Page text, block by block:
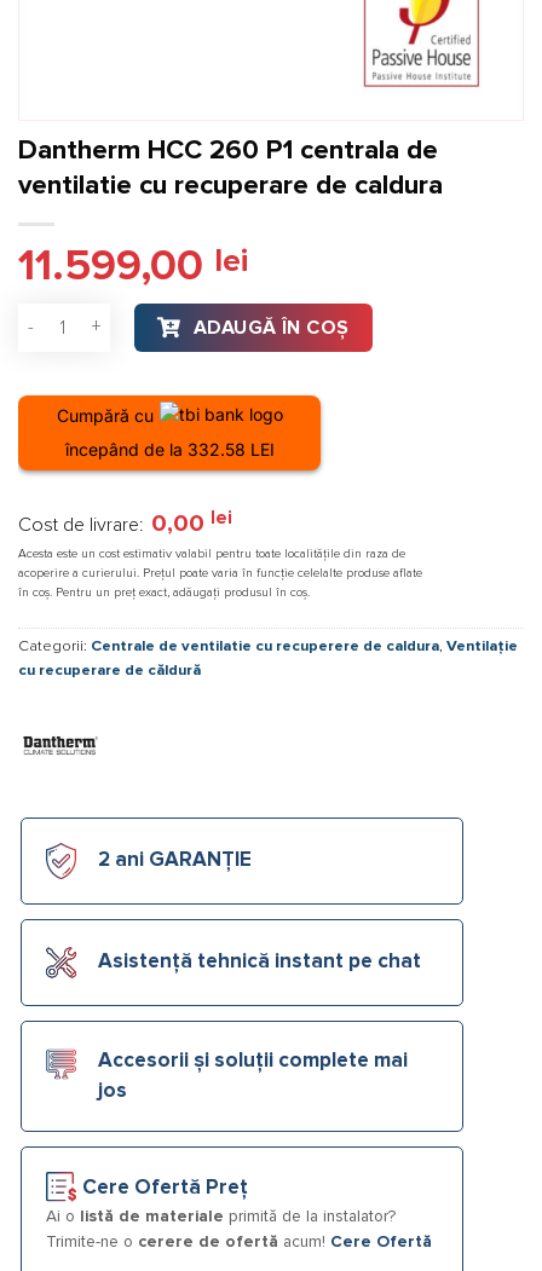
Dantherm HCC 260 P1 centrala de
ventilatie cu recuperare de caldura
11.599,00 lei
Cantitate Dantherm HCC 260 P1 centrala de ventilatie cu
ADAUGĂ ÎN COȘ
Cumpără cu
începând de la 332.58 LEI
Cost de livrare: 0,00 lei
Acesta este un cost estimativ valabil pentru toate localitățile din raza de
acoperire a curierului. Prețul poate varia în funcție celelalte produse aflate
în coș. Pentru un preț exact, adăugați produsul în coș.
Categorii: Centrale de ventilatie cu recuperere de caldura, Ventilație
cu recuperare de căldură
2 ani GARANȚIE
Asistență tehnică instant pe chat
Accesorii și soluții complete mai
jos
Cere Ofertă Preț
Ai o listă de materiale primită de la instalator?
Trimite-ne o cerere de ofertă acum! Cere Ofertă